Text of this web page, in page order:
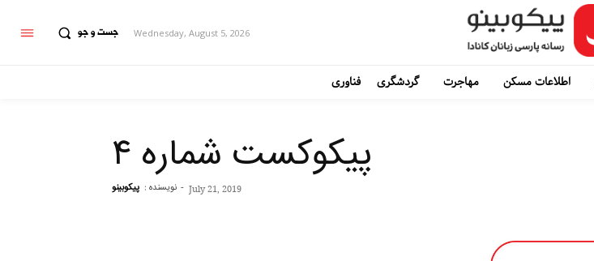
جست و جو Wednesday, August 5, 2026
اطلاعات مسکن مهاجرت گردشگری فناوری
پیکوکست شماره ۴
نویسنده : پیکوبینو - July 21, 2019